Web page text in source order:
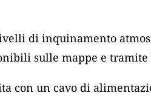
di inquinamento
sulle mappe e tramite
con un cavo di